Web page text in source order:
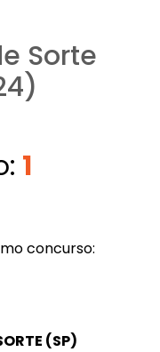
Sorte
1
concurso:
(SP)